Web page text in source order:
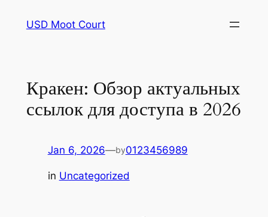
USD Moot Court
Кракен: Обзор актуальных
ссылок для доступа в 2026
Jan 6, 2026—by0123456989
in Uncategorized